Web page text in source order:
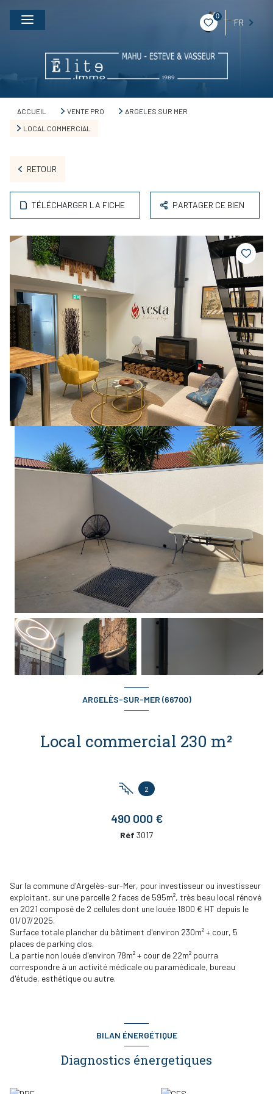
0
FR
ACCUEIL VENTE PRO
ARGELES SUR MER
LOCAL COMMERCIAL
RETOUR
TÉLÉCHARGER LA FICHE PARTAGER CE BIEN
ARGELÈS-SUR-MER (66700)
Local commercial 230 m²
2
490 000 €
Réf 3017
Sur la commune d'Argelès-sur-Mer, pour investisseur ou investisseur
exploitant, sur une parcelle 2 faces de 595m², très beau local rénové
en 2021 composé de 2 cellules dont une louée 1800 € HT depuis le
01/07/2025.
Surface totale plancher du bâtiment d'environ 230m² + cour, 5
places de parking clos.
La partie non louée d'environ 78m² + cour de 22m² pourra
correspondre à un activité médicale ou paramédicale, bureau
d'étude, esthétique ou autre.
BILAN ÉNERGÉTIQUE
Diagnostics énergetiques